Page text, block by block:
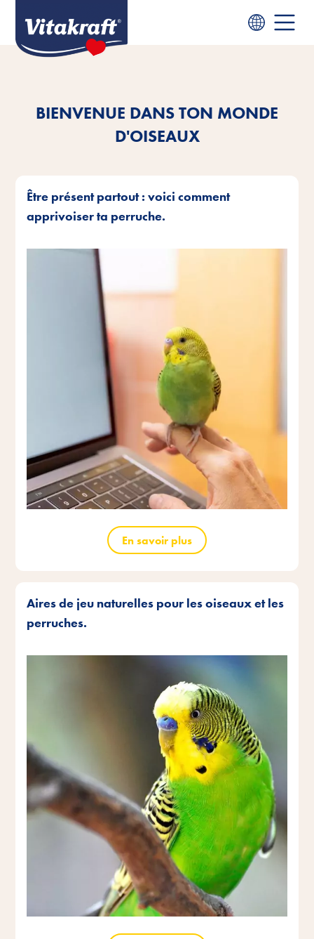
BIENVENUE DANS TON MONDE
D'OISEAUX
Être présent partout : voici comment
apprivoiser ta perruche.
En savoir plus
Aires de jeu naturelles pour les oiseaux et les
perruches.